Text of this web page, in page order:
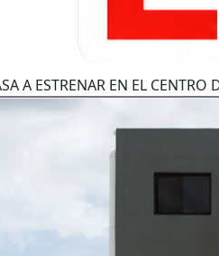
A ESTRENAR EN EL CENTRO